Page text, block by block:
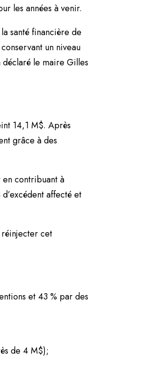
les années à venir.
santé financière de
un niveau
déclaré le maire Gilles
14,1 M$. Après
grâce à des
contribuant à
affecté et
cet
et 43 % par des
de 4 M$);